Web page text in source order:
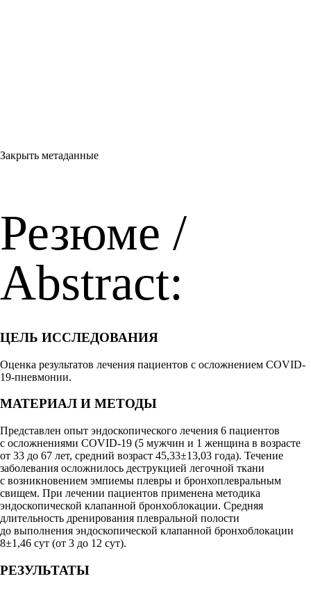
Закрыть метаданные
Резюме /
Abstract:
ЦЕЛЬ ИССЛЕДОВАНИЯ
Оценка результатов лечения пациентов с осложнением COVID-
19-пневмонии.
МАТЕРИАЛ И МЕТОДЫ
Представлен опыт эндоскопического лечения 6 пациентов
с осложнениями COVID-19 (5 мужчин и 1 женщина в возрасте
от 33 до 67 лет, средний возраст 45,33±13,03 года). Течение
заболевания осложнилось деструкцией легочной ткани
с возникновением эмпиемы плевры и бронхоплевральным
свищем. При лечении пациентов применена методика
эндоскопической клапанной бронхоблокации. Средняя
длительность дренирования плевральной полости
до выполнения эндоскопической клапанной бронхоблокации
8±1,46 сут (от 3 до 12 сут).
РЕЗУЛЬТАТЫ